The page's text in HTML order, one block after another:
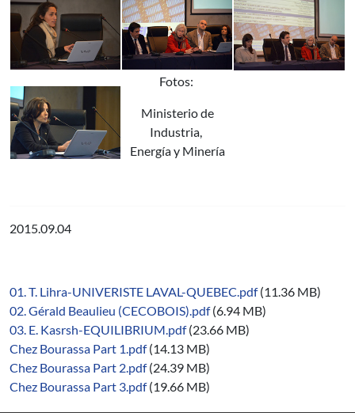
Fotos:
Ministerio de
Industria,
Energía y Minería
2015.09.04
01. T. Lihra-UNIVERISTE LAVAL-QUEBEC.pdf (11.36 MB)
02. Gérald Beaulieu (CECOBOIS).pdf (6.94 MB)
03. E. Kasrsh-EQUILIBRIUM.pdf (23.66 MB)
Chez Bourassa Part 1.pdf (14.13 MB)
Chez Bourassa Part 2.pdf (24.39 MB)
Chez Bourassa Part 3.pdf (19.66 MB)